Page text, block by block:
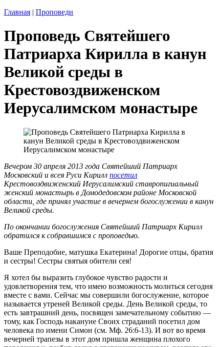
Главная | Проповеди
Проповедь Святейшего
Патриарха Кирилла в канун
Великой среды в
Крестовоздвиженском
Иерусалимском монастыре
Вечером 30 апреля 2013 года Святейший Патриарх
Московский и всея Руси Кирилл посетил
Крестовоздвиженский Иерусалимский ставропигиальный
женский монастырь в Домодедовском районе Московской
области, где принял участие в вечернем богослужении в канун
Великой среды.
По окончании богослужения Святейший Патриарх Кирилл
обратился к собравшимся с проповедью.
Ваше Преподобие, матушка Екатерина! Дорогие отцы, братия
и сестры! Сестры святыя обители сея!
Я хотел бы выразить глубокое чувство радости и
удовлетворения тем, что имею возможность молиться сегодня
вместе с вами. Сейчас мы совершили богослужение, которое
называется утреней Великой среды. День Великой среды, то
есть завтрашний день, посвящен замечательному событию —
тому, как Господь накануне Своих страданий посетил дом
человека по имени Симон (см. Мф. 26:6-13). И вот во время
вечерней трапезы в этот дом пришла женщина плохого